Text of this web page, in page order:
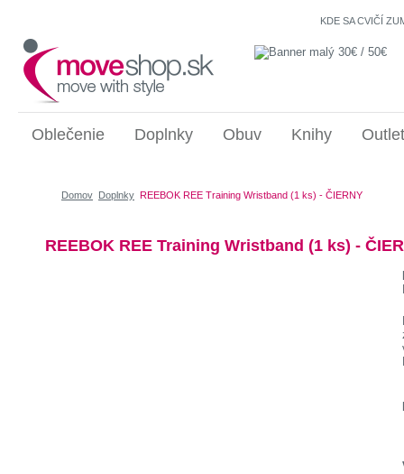
KDE SA CVIČÍ
Oblečenie Doplnky Obuv Knihy Outlet
Domov Doplnky REEBOK REE Training Wristband (1 ks) - ČIERNY
REEBOK REE Training Wristband (1 ks) -